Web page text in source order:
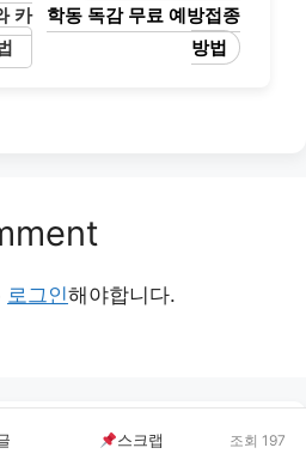
카
학동 독감 무료 예방접종
방법
로그인해야합니다.
스크랩 조회 197